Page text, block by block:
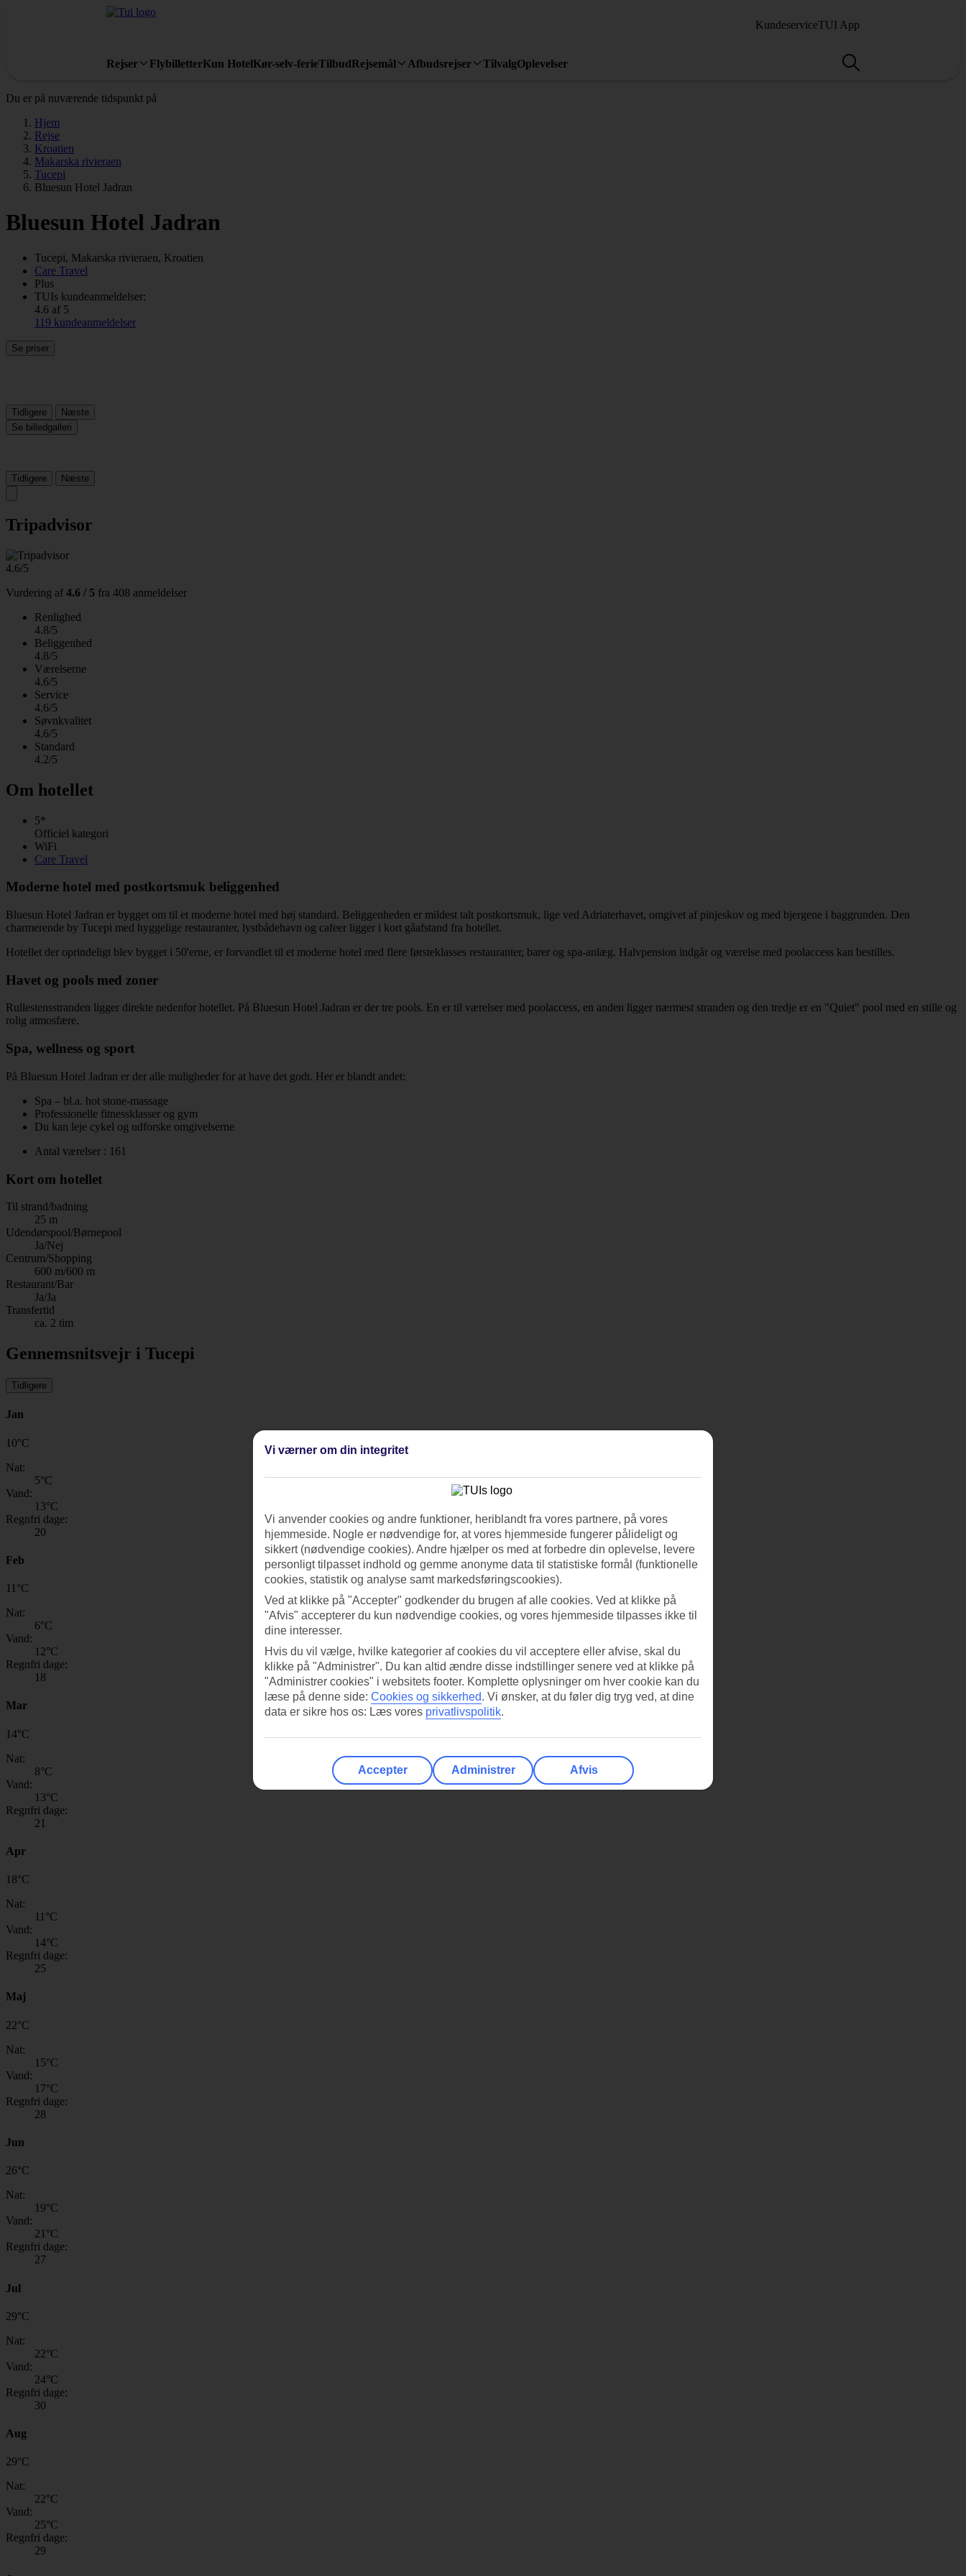
KundeserviceTUI App
Rejser FlybilletterKun HotelKør-selv-ferieTilbudRejsemål Afbudsrejser TilvalgOplevelser
Du er på nuværende tidspunkt på
Hjem
Rejse
Kroatien
Makarska rivieraen
Tucepi
Bluesun Hotel Jadran
Bluesun Hotel Jadran
Tucepi, Makarska rivieraen, Kroatien
Care Travel
Plus
TUIs kundeanmeldelser:
4.6 af 5
119 kundeanmeldelser
Se priser
Tidligere
Næste
Se billedgalleri
Tidligere Næste
Tripadvisor
4.6/5
Vurdering af 4.6 / 5 fra 408 anmeldelser
Renlighed
4.8/5
Beliggenhed
4.8/5
Værelserne
4.6/5
Service
4.6/5
Søvnkvalitet
4.6/5
Standard
4.2/5
Om hotellet
5*
Officiel kategori
WiFi
Care Travel
Moderne hotel med postkortsmuk beliggenhed
Bluesun Hotel Jadran er bygget om til et moderne hotel med høj standard. Beliggenheden er mildest talt postkortsmuk, lige ved Adriaterhavet, omgivet af pinjeskov og med bjergene i baggrunden. Den
charmerende by Tucepi med hyggelige restauranter, lystbådehavn og cafeer ligger i kort gåafstand fra hotellet.
Hotellet der oprindeligt blev bygget i 50'erne, er forvandlet til et moderne hotel med flere førsteklasses restauranter, barer og spa-anlæg. Halvpension indgår og værelse med poolaccess kan bestilles.
Havet og pools med zoner
Rullestensstranden ligger direkte nedenfor hotellet. På Bluesun Hotel Jadran er der tre pools. En er til værelser med poolaccess, en anden ligger nærmest stranden og den tredje er en "Quiet" pool med en stille og
rolig atmosfære.
Spa, wellness og sport
På Bluesun Hotel Jadran er der alle muligheder for at have det godt. Her er blandt andet:
Spa – bl.a. hot stone-massage
Professionelle fitnessklasser og gym
Du kan leje cykel og udforske omgivelserne
Antal værelser : 161
Kort om hotellet
Til strand/badning
25 m
Udendørspool/Børnepool
Ja/Nej
Centrum/Shopping
600 m/600 m
Restaurant/Bar
Ja/Ja
Transfertid
ca. 2 tim
Gennemsnitsvejr i Tucepi
Tidligere
Jan
10°C
Nat:
5°C
Vand:
13°C
Regnfri dage:
20
Feb
11 °C
Nat:
6°C
Vand:
12°C
Regnfri dage:
18
Mar
14°C
Nat:
8°C
Vand:
13°C
Regnfri dage:
21
Apr
18°C
Nat:
11 °C
Vand:
14°C
Regnfri dage:
25
Maj
22°C
Nat:
15°C
Vand:
17°C
Regnfri dage:
28
Jun
26°C
Nat:
19°C
Vand:
21 °C
Regnfri dage:
27
Jul
29°C
Nat:
22°C
Vand:
24°C
Regnfri dage:
30
Aug
29°C
Nat:
22°C
Vand:
25°C
Regnfri dage:
29
Vi værner om din integritet
Vi anvender cookies og andre funktioner, heriblandt fra vores partnere, på vores
hjemmeside. Nogle er nødvendige for, at vores hjemmeside fungerer pålideligt og
sikkert (nødvendige cookies). Andre hjælper os med at forbedre din oplevelse, levere
personligt tilpasset indhold og gemme anonyme data til statistiske formål (funktionelle
cookies, statistik og analyse samt markedsføringscookies).
Ved at klikke på "Accepter" godkender du brugen af alle cookies. Ved at klikke på
"Afvis" accepterer du kun nødvendige cookies, og vores hjemmeside tilpasses ikke til
dine interesser.
Hvis du vil vælge, hvilke kategorier af cookies du vil acceptere eller afvise, skal du
klikke på "Administrer". Du kan altid ændre disse indstillinger senere ved at klikke på
"Administrer cookies" i websitets footer. Komplette oplysninger om hver cookie kan du
læse på denne side: Cookies og sikkerhed. Vi ønsker, at du føler dig tryg ved, at dine
data er sikre hos os: Læs vores privatlivspolitik.
Accepter Administrer Afvis